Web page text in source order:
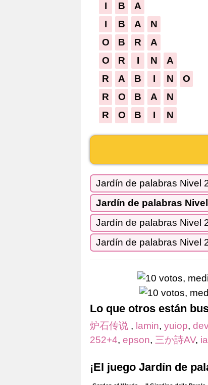
I
B
A
I
B A
N
O
B R
A
O
R I N
A
R
A B I N
O
R
O B A
N
R
O B I N
Jardín de palabras Nivel
Jardín de palabras
Jardín de palabras Nivel
Jardín de palabras Nivel
Lo que otros están
炉石传说 , lamin, yuiop,
252+4, epson, 三か詩AV,
¡El juego Jardín de